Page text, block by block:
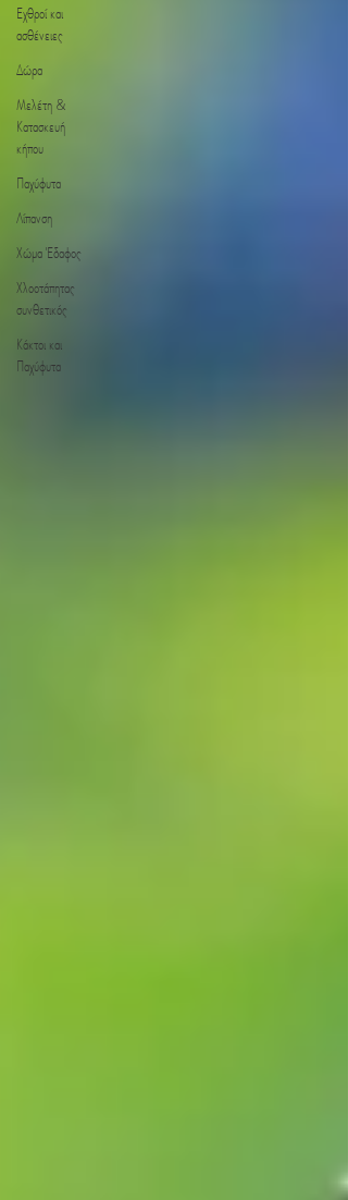
Εχθροί και
ασθένειες
Δώρα
Μελέτη &
Κατασκευή
κήπου
Παχύφυτα
Λίπανση
Χώμα Έδαφος
Χλοοτάπητας
συνθετικός
Κάκτοι και
Παχύφυτα